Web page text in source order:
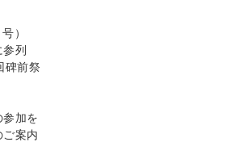
）
列
碑前祭
加を
案内